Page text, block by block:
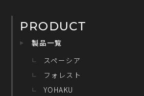
PRODUCT
製品一覧
スペーシア
フォレスト
YOHAKU